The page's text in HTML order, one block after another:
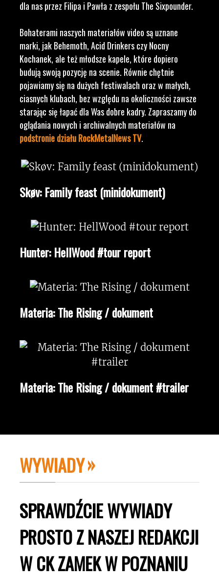
dla nas przez Filipa i Pawła z zespołu The Sixpounder.
Bohaterami naszych materiałów video są uznane
marki, jak Behemoth, Acid Drinkers czy Nocny
Kochanek, ale też młodsze kapele, które dopiero
budują swoją pozycję na scenie. Równie chętnie
pojawiamy się na dużych festiwalach oraz w małych,
ciasnych klubach, bez względu na okoliczności zawsze
starając się łapać dla Was dobre kadry. Zapraszamy do
oglądania nowych i archiwalnych materiałów na
podstronie działu RockMetalNews TV.
Skøv: Family feast (minidokument)
Hunter: HellWood #tour report
Materia: The Rising / dokument
Materia: The Rising / dokument #trailer
WYWIADY
SPRAWDŹCIE WYWIADY
PROSTO Z NASZEJ REDAKCJI
W CK ZAMEK W POZNANIU